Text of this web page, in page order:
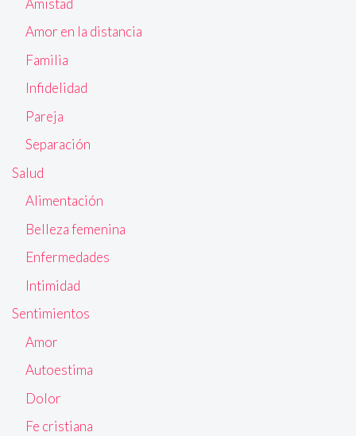
Amistad
Amor en la distancia
Familia
Infidelidad
Pareja
Separación
Salud
Alimentación
Belleza femenina
Enfermedades
Intimidad
Sentimientos
Amor
Autoestima
Dolor
Fe cristiana